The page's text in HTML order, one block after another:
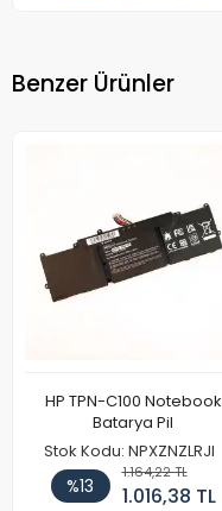
Benzer Ürünler
HP TPN-C100 Notebook
Batarya Pil
Stok Kodu: NPXZNZLRJI
%13
1.164,22 TL
1.016,38 TL